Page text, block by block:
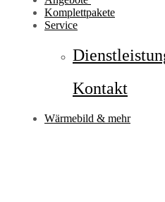
Komplettpakete
Service
Kontakt
Wärmebild & mehr